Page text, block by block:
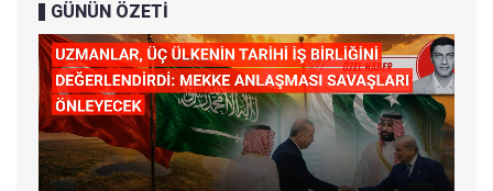
GÜNÜN ÖZETİ